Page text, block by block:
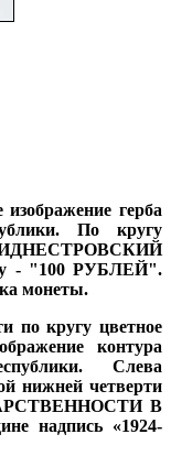
герба
По кругу
- "100 РУБЛЕЙ".
монеты.
по кругу цветное
контура
Слева
нижней четверти
В
надпись «1924-